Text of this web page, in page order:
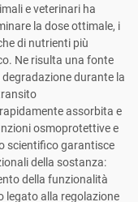
e veterinari ha
la dose ottimale, i
di nutrienti più
Ne risulta una fonte
durante la
assorbita e
osmoprotettive e
scientifico garantisce
della sostanza:
della funzionalità
legato alla regolazione